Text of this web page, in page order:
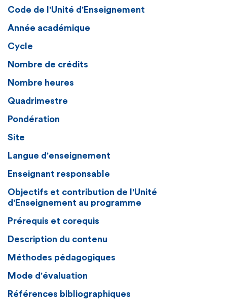
Code de l'Unité d'Enseignement
Année académique
Cycle
Nombre de crédits
Nombre heures
Quadrimestre
Pondération
Site
Langue d'enseignement
Enseignant responsable
Objectifs et contribution de l'Unité
d'Enseignement au programme
Prérequis et corequis
Description du contenu
Méthodes pédagogiques
Mode d'évaluation
Références bibliographiques